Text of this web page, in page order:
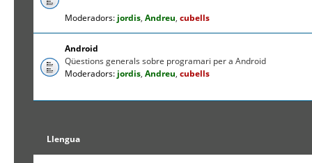
Moderadors: jordis,Andreu,cubells
Android
Qüestions generals sobre programari per a Android
Moderadors: jordis,Andreu,cubells
Llengua